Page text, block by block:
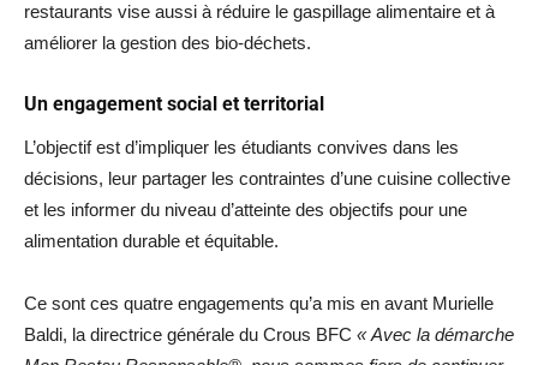
restaurants vise aussi à réduire le gaspillage alimentaire et à
améliorer la gestion des bio-déchets.
Un engagement social et territorial
L’objectif est d’impliquer les étudiants convives dans les
décisions, leur partager les contraintes d’une cuisine collective
et les informer du niveau d’atteinte des objectifs pour une
alimentation durable et équitable.
Ce sont ces quatre engagements qu’a mis en avant Murielle
Baldi, la directrice générale du Crous BFC « Avec la démarche